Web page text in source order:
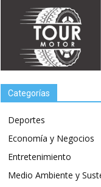
Categorías
Deportes
Economía y Negocios
Entretenimiento
Medio Ambiente y